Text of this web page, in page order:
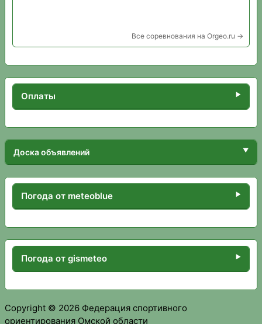
Все соревнования на Orgeo.ru →
Оплаты
Доска объявлений
Погода от meteoblue
Погода от gismeteo
Copyright © 2026 Федерация спортивного
ориентирования Омской области